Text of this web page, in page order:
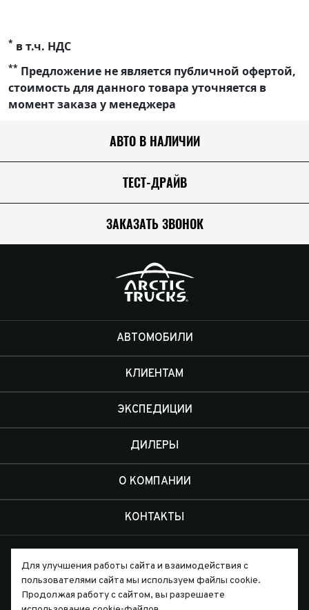
* в т.ч. НДС
** Предложение не является публичной офертой,
стоимость для данного товара уточняется в
момент заказа у менеджера
АВТО В НАЛИЧИИ
ТЕСТ-ДРАЙВ
ЗАКАЗАТЬ ЗВОНОК
АВТОМОБИЛИ
КЛИЕНТАМ
ЭКСПЕДИЦИИ
ДИЛЕРЫ
О КОМПАНИИ
КОНТАКТЫ
Письмо директору
Для улучшения работы сайта и взаимодействия с
пользователями сайта мы используем файлы cookie.
Продолжая работу с сайтом, вы разрешаете